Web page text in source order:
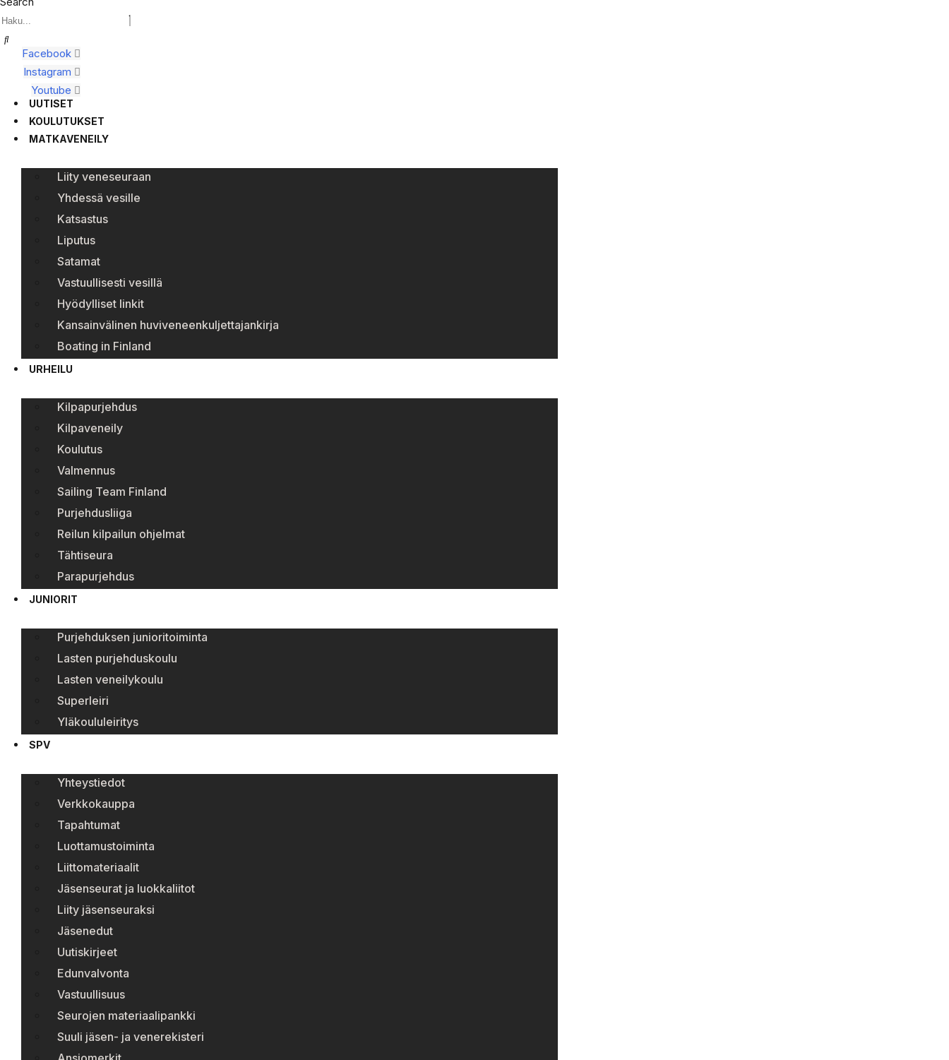
Facebook
Instagram
Youtube
UUTISET
KOULUTUKSET
MATKAVENEILY
Liity veneseuraan
Yhdessä vesille
Katsastus
Liputus
Satamat
Vastuullisesti vesillä
Hyödylliset linkit
Kansainvälinen huviveneenkuljettajankirja
Boating in Finland
URHEILU
Kilpapurjehdus
Kilpaveneily
Koulutus
Valmennus
Sailing Team Finland
Purjehdusliiga
Reilun kilpailun ohjelmat
Tähtiseura
Parapurjehdus
JUNIORIT
Purjehduksen junioritoiminta
Lasten purjehduskoulu
Lasten veneilykoulu
Superleiri
Yläkoululeiritys
SPV
Yhteystiedot
Verkkokauppa
Tapahtumat
Luottamustoiminta
Liittomateriaalit
Jäsenseurat ja luokkaliitot
Liity jäsenseuraksi
Jäsenedut
Uutiskirjeet
Edunvalvonta
Vastuullisuus
Seurojen materiaalipankki
Suuli jäsen- ja venerekisteri